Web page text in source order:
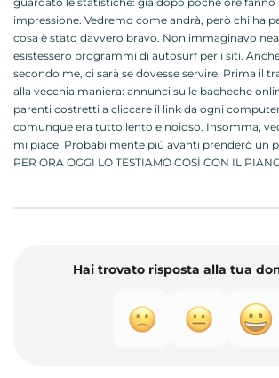
impressione. Vedremo come andrà, però chi ha
cosa è stato davvero bravo. Non immaginavo
esistessero programmi di autosurf per i siti.
secondo me, ci sarà se dovesse servire. Prima il
alla vecchia maniera: annunci sulle bacheche
parenti costretti a cliccare il link da ogni
comunque era tutto lento e noioso. Insomma,
mi piace. Probabilmente più avanti prenderò un
PER ORA OGGI LO TESTIAMO COSÌ CON IL
Hai trovato risposta alla tua